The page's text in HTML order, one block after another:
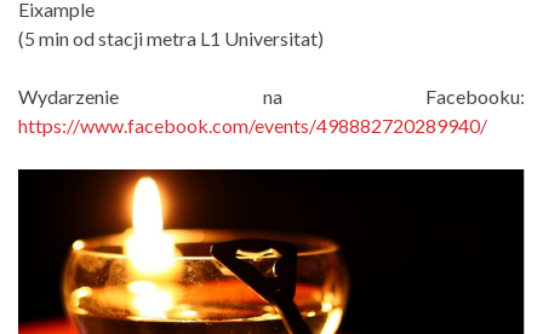
Eixample
(5 min od stacji metra L1 Universitat)
Wydarzenie na Facebooku:
https://www.facebook.com/events/498882720289940/